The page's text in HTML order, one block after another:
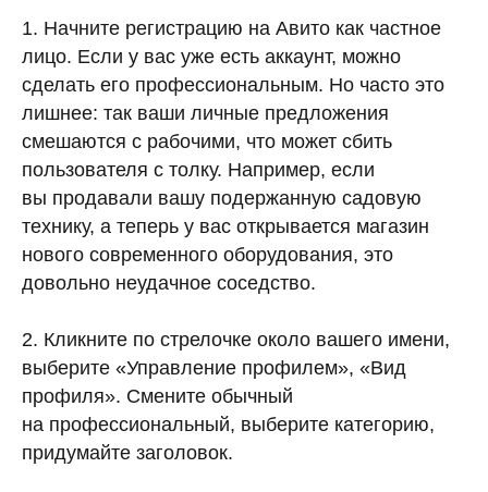
1. Начните регистрацию на Авито как частное
лицо. Если у вас уже есть аккаунт, можно
сделать его профессиональным. Но часто это
лишнее: так ваши личные предложения
смешаются с рабочими, что может сбить
пользователя с толку. Например, если
вы продавали вашу подержанную садовую
технику, а теперь у вас открывается магазин
нового современного оборудования, это
довольно неудачное соседство.
2. Кликните по стрелочке около вашего имени,
выберите «Управление профилем», «Вид
профиля». Смените обычный
на профессиональный, выберите категорию,
придумайте заголовок.